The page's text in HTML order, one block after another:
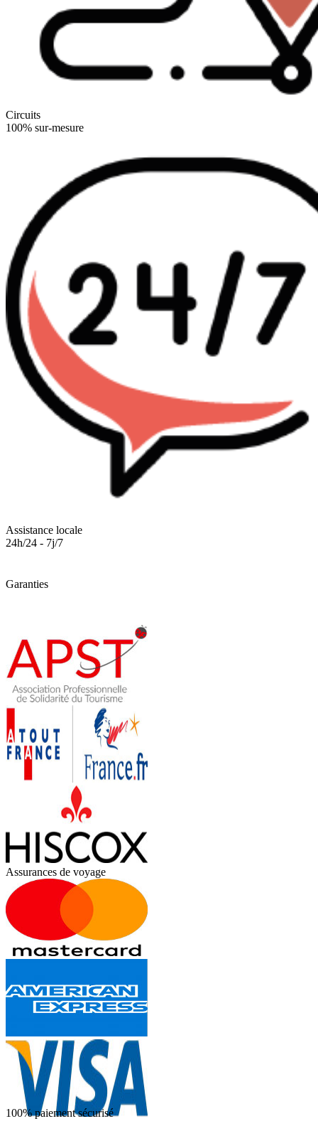
Circuits
100% sur-mesure
Assistance locale
24h/24 - 7j/7
Garanties
Assurances de voyage
100% paiement sécurisé